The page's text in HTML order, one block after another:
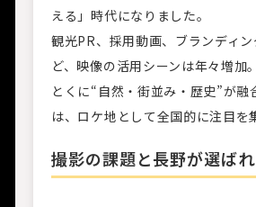
える」時代になりました。
観光PR、採用動画、ブランディ
ど、映像の活用シーンは年々増加。
とくに“自然・街並み・歴史”が融
は、ロケ地として全国的に注目を
撮影の課題と長野が選ば